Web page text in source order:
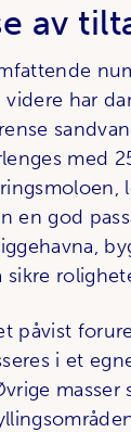
av
videre har
med
en god
påvist
i et
masser